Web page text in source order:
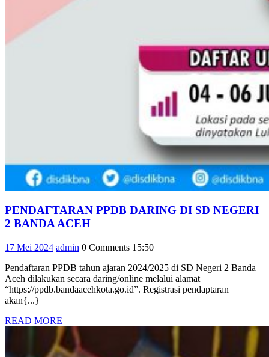
PENDAFTARAN PPDB DARING DI SD NEGERI
2 BANDA ACEHPENDAFTARAN
DARING
SD
NEGERI
ACEH
17 Mei 202417
2024
admin admin
0 Comments 15:50
Pendaftaran PPDB tahun ajaran 2024/2025 di SD Negeri 2 Banda
Aceh dilakukan secara daring/online melalui alamat
“https://ppdb.bandaacehkota.go.id”. Registrasi pendaptaran
akan{...}
READ MORE
MORE